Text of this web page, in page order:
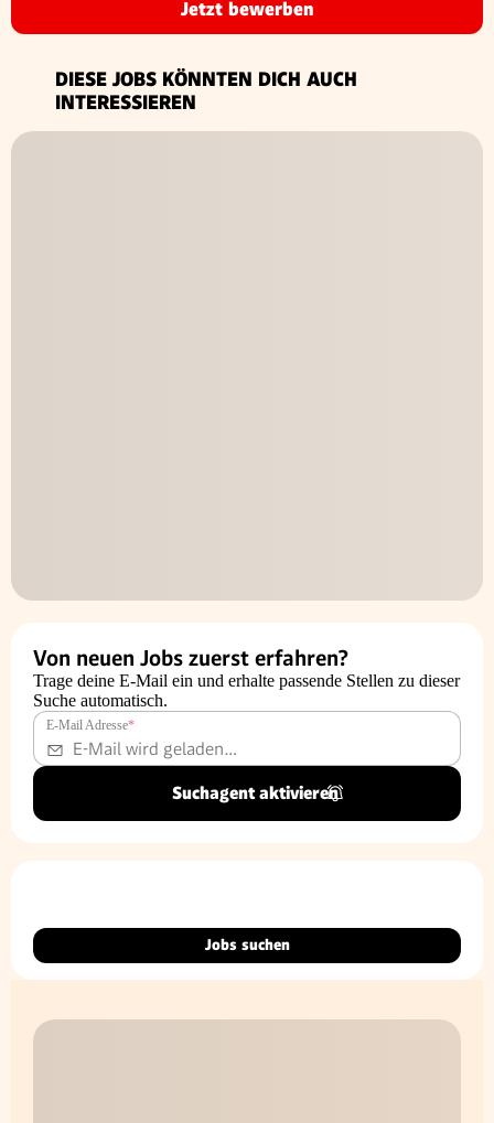
Jetzt bewerben
DIESE JOBS KÖNNTEN DICH AUCH
INTERESSIEREN
Von neuen Jobs zuerst erfahren?
Trage deine E-Mail ein und erhalte passende Stellen zu dieser
Suche automatisch.
E-Mail Adresse*
Suchagent aktivieren
Jobs suchen